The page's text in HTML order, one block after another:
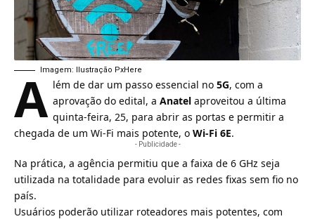
Imagem: Ilustração PxHere
A lém de dar um passo essencial no 5G, com a
aprovação do edital, a Anatel aproveitou a última
quinta-feira, 25, para abrir as portas e permitir a
chegada de um Wi-Fi mais potente, o Wi-Fi 6E.
- Publicidade -
Na prática, a agência permitiu que a faixa de 6 GHz seja
utilizada na totalidade para evoluir as redes fixas sem fio no
país.
Usuários poderão utilizar roteadores mais potentes, com